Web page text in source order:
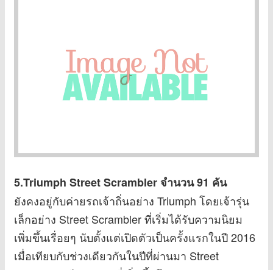
5.Triumph Street Scramblerจำนวน 91 คัน
ยังคงอยู่กับค่ายรถเจ้าถิ่นอย่าง Triumph โดยเจ้ารุ่น
เล็กอย่าง Street Scrambler ที่เริ่มได้รับความนิยม
เพิ่มขึ้นเรื่อยๆ นับตั้งแต่เปิดตัวเป็นครั้งแรกในปี 2016
เมื่อเทียบกับช่วงเดียวกันในปีที่ผ่านมา Street